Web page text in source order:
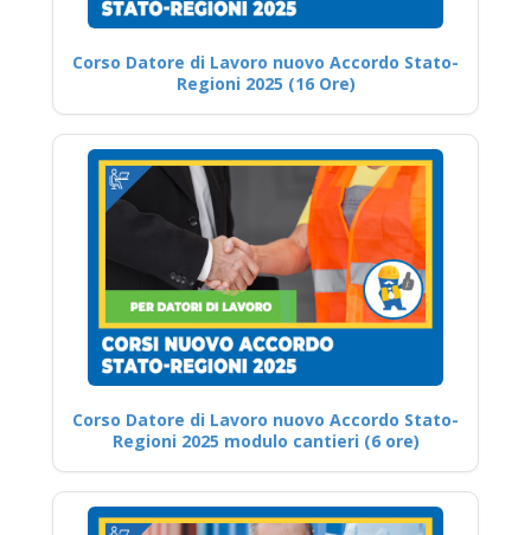
Corso Datore di Lavoro nuovo Accordo Stato-
Regioni 2025 (16 Ore)
Corso Datore di Lavoro nuovo Accordo Stato-
Regioni 2025 modulo cantieri (6 ore)